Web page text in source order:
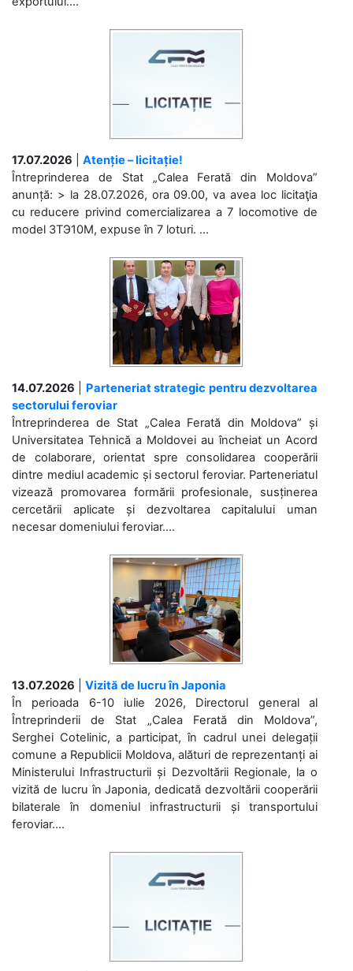
17.07.2026
Atenție – licitație!
Întreprinderea de Stat „Calea Ferată din Moldova”
anunță: > la 28.07.2026, ora 09.00, va avea loc licitaţia
cu reducere privind comercializarea a 7 locomotive de
model 3ТЭ10М, expuse în 7 loturi. ...
14.07.2026
Parteneriat strategic pentru dezvoltarea
sectorului feroviar
Întreprinderea de Stat „Calea Ferată din Moldova” și
Universitatea Tehnică a Moldovei au încheiat un Acord
de colaborare, orientat spre consolidarea cooperării
dintre mediul academic și sectorul feroviar. Parteneriatul
vizează promovarea formării profesionale, susținerea
cercetării aplicate și dezvoltarea capitalului uman
necesar domeniului feroviar....
13.07.2026
Vizită de lucru în Japonia
În perioada 6-10 iulie 2026, Directorul general al
Întreprinderii de Stat „Calea Ferată din Moldova”,
Serghei Cotelinic, a participat, în cadrul unei delegații
comune a Republicii Moldova, alături de reprezentanți ai
Ministerului Infrastructurii și Dezvoltării Regionale, la o
vizită de lucru în Japonia, dedicată dezvoltării cooperării
bilaterale în domeniul infrastructurii și transportului
feroviar....